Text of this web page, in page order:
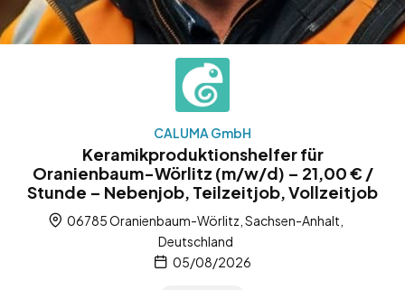
CALUMA GmbH
Keramikproduktionshelfer für
Oranienbaum-Wörlitz (m/w/d) – 21,00 € /
Stunde – Nebenjob, Teilzeitjob, Vollzeitjob
06785 Oranienbaum-Wörlitz, Sachsen-Anhalt,
Deutschland
05/08/2026